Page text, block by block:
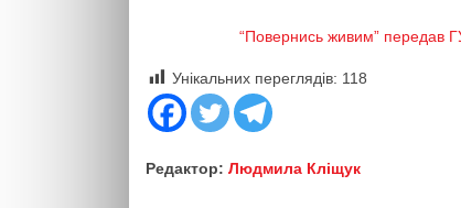
“Повернись живим” передав
Унікальних переглядів: 118
Редактор: Людмила Кліщук